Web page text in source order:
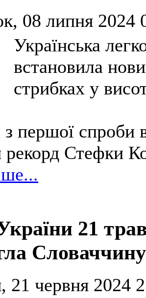
08 липня 2024
Українська
встановила
стрибках у
з першої спроби
Стефки
21
21 червня 2024